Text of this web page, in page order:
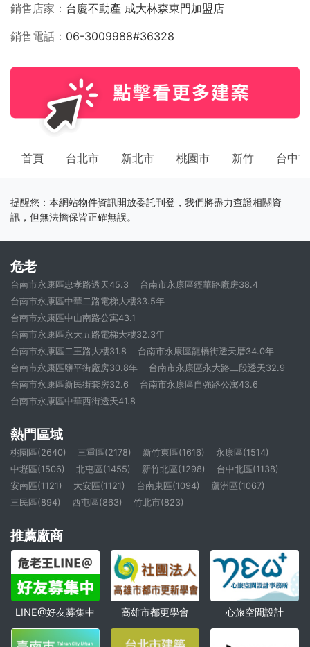
銷售店家
台慶不動產 成大林森東門加盟店
銷售電話
06-3009988#36328
首頁 台北市 新北市 桃園市 新竹 台中市
提醒您：本網站物件資訊開放委託刊登，我們將盡力查證相關資
訊，但無法擔保皆正確無誤。
危老
台南市永康區忠孝路透天45.3
台南市永康區經華路廠房38.4
台南市永康區中華二路電梯大樓33.5年
台南市永康區中山南路公寓43.1
台南市永康區永大五路電梯大樓32.3年
台南市永康區二王路大樓31.8
台南市永康區龍橋街透天厝34.0年
台南市永康區鹽平街廠房30.8年
台南市永康區永大路二段透天32.9
台南市永康區新民街套房32.6
台南市永康區自強路公寓43.6
台南市永康區中華西街透天41.8
熱門區域
桃園區(2640) 三重區(2178) 新竹東區(1616)
永康區(1514)
中壢區(1506)
北屯區(1455) 新竹北區(1298)
台中北區(1138)
安南區(1121)
大安區(1121) 台南東區(1094)
蘆洲區(1067)
三民區(894)
西屯區(863) 竹北市(823)
推薦廠商
LINE@好友募集中 高雄市都更學會 心旅空間設計